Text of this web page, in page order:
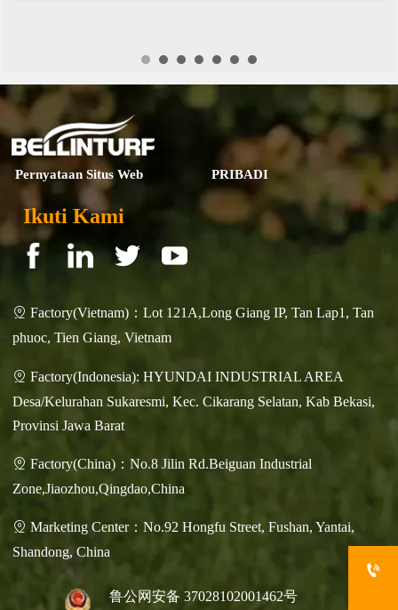
Pernyataan Situs Web PRIBADI
Ikuti Kami
 Factory(Vietnam)：Lot 121A,Long Giang IP, Tan Lap1, Tan
phuoc, Tien Giang, Vietnam
 Factory(Indonesia): HYUNDAI INDUSTRIAL AREA
Desa/Kelurahan Sukaresmi, Kec. Cikarang Selatan, Kab Bekasi,
Provinsi Jawa Barat
 Factory(China)：No.8 Jilin Rd.Beiguan Industrial
Zone,Jiaozhou,Qingdao,China
 Marketing Center：No.92 Hongfu Street, Fushan, Yantai,
Shandong, China
鲁公网安备 37028102001462号
